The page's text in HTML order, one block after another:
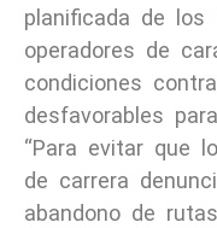
planificada de los
operadores de
condiciones
desfavorables
“Para evitar que
de carrera
abandono de